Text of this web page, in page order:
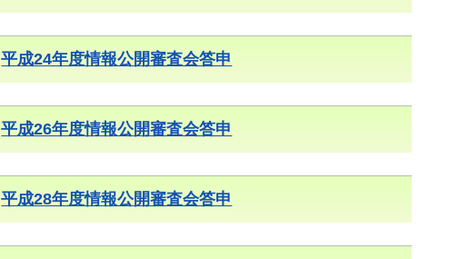
平成24年度情報公開審査会答申
平成26年度情報公開審査会答申
平成28年度情報公開審査会答申